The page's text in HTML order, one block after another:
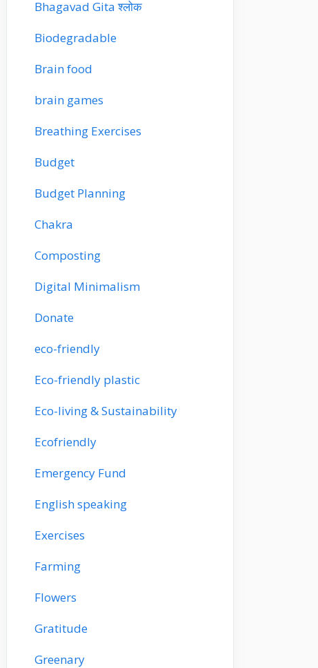
Bhagavad Gita श्लोक
Biodegradable
Brain food
brain games
Breathing Exercises
Budget
Budget Planning
Chakra
Composting
Digital Minimalism
Donate
eco-friendly
Eco-friendly plastic
Eco-living & Sustainability
Ecofriendly
Emergency Fund
English speaking
Exercises
Farming
Flowers
Gratitude
Greenary